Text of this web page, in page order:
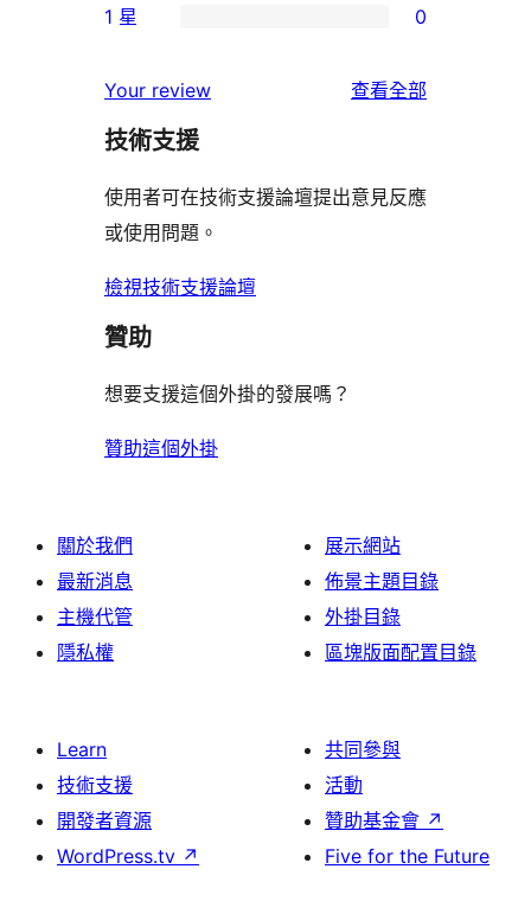
使
者
論
星
用
者
論
3
使
用
評
論
個
星
使
者
評
論
1
星
用
者
評
1 星 0
Your review 查看全部
評
技術支援
使用者可在技術支援論壇提出意見反應
或使用問題。
檢視技術支援論壇
贊助
想要支援這個外掛的發展嗎？
贊助這個外掛
關於我們
最新消息
主機代管
隱私權
展示網站
佈景主題目錄
外掛目錄
區塊版面配置目錄
Learn
技術支援
開發者資源
WordPress.tv ↗
共同參與
活動
贊助基金會 ↗
Five for the Future